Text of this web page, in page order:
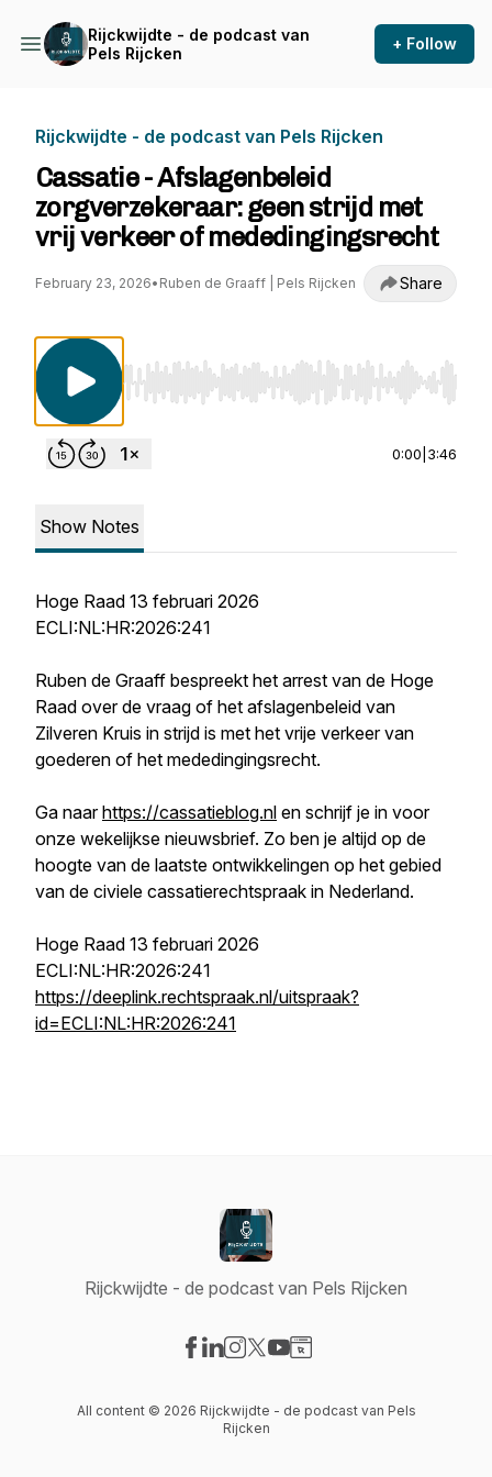
Rijckwijdte - de podcast van
Pels Rijcken
+ Follow
Rijckwijdte - de podcast van Pels Rijcken
Cassatie - Afslagenbeleid
zorgverzekeraar: geen strijd met
vrij verkeer of mededingingsrecht
February 23, 2026• Ruben de Graaff | Pels Rijcken Share
Use Left/Right to seek, Home/End to jump
0:00 3:46
Show Notes
Hoge Raad 13 februari 2026
ECLI:NL:HR:2026:241
Ruben de Graaff bespreekt het arrest van de Hoge
Raad over de vraag of het afslagenbeleid van
Zilveren Kruis in strijd is met het vrije verkeer van
goederen of het mededingingsrecht.
Ga naarhttps://cassatieblog.nl en schrijf je in voor
onze wekelijkse nieuwsbrief. Zo ben je altijd op de
hoogte van de laatste ontwikkelingen op het gebied
van de civiele cassatierechtspraak in Nederland.
Hoge Raad 13 februari 2026
ECLI:NL:HR:2026:241
https://deeplink.rechtspraak.nl/uitspraak?
id=ECLI:NL:HR:2026:241
Rijckwijdte - de podcast van Pels Rijcken
All content © 2026 Rijckwijdte - de podcast van Pels
Rijcken